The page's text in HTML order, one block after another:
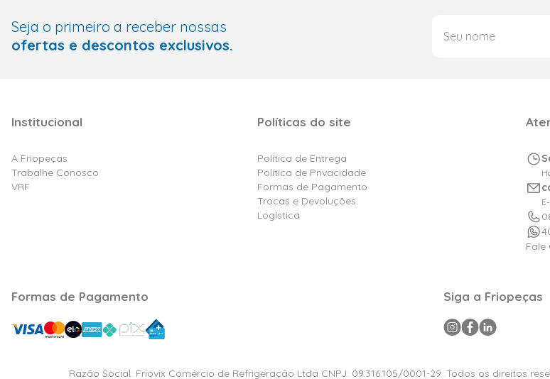
Seja o primeiro a receber nossas
ofertas e descontos exclusivos.
Institucional
A Friopeças
Trabalhe Conosco
VRF
Políticas do site
Política de Entrega
Política de Privacidade
Formas de Pagamento
Trocas e Devoluções
Logística
Fale
Formas de Pagamento Siga a Friopeças
Razão Social: Friovix Comércio de Refrigeração Ltda CNPJ: 09.316.105/0001-29 .Todos os direitos